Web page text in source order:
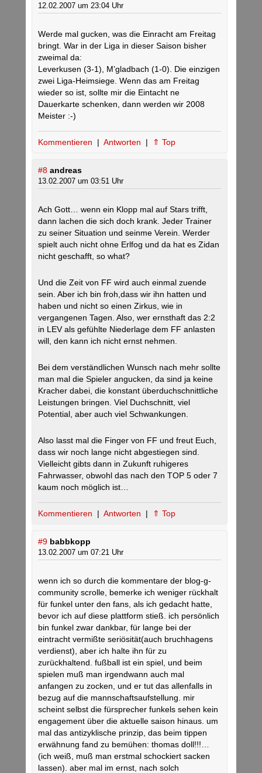
12.02.2007 um 23:04 Uhr
Werde mal gucken, was die Einracht am Freitag
bringt. War in der Liga in dieser Saison bisher
zweimal da:
Leverkusen (3-1), M’gladbach (1-0). Die einzigen
zwei Liga-Heimsiege. Wenn das am Freitag
wieder so ist, sollte mir die Eintacht ne
Dauerkarte schenken, dann werden wir 2008
Meister :-)
Kommentieren | Antworten | ⇑ Top
#8 andreas
13.02.2007 um 03:51 Uhr
Ach Gott… wenn ein Klopp mal auf Stars trifft,
dann lachen die sich doch krank. Jeder Trainer
zu seiner Situation und seinme Verein. Werder
spielt auch nicht ohne Erlfog und da hat es Zidan
nicht geschafft, so what?
Und die Zeit von FF wird auch einmal zuende
sein. Aber ich bin froh,dass wir ihn hatten und
haben und nicht so einen Zirkus, wie in
vergangenen Tagen. Also, wer ernsthaft das 2:2
in LEV als gefühlte Niederlage dem FF anlasten
will, den kann ich nicht ernst nehmen.
Bei dem verständlichen Wunsch nach mehr sollte
man mal die Spieler angucken, da sind ja keine
Kracher dabei, die konstant überduchschnittliche
Leistungen bringen. Viel Duchschnitt, viel
Potential, aber auch viel Schwankungen.
Also lasst mal die Finger von FF und freut Euch,
dass wir noch lange nicht abgestiegen sind.
Vielleicht gibts dann in Zukunft ruhigeres
Fahrwasser, obwohl das nach den TOP 5 oder 7
kaum noch möglich ist…
Kommentieren | Antworten | ⇑ Top
#9 babbkopp
13.02.2007 um 07:21 Uhr
wenn ich so durch die kommentare der blog-g-
community scrolle, bemerke ich weniger rückhalt
für funkel unter den fans, als ich gedacht hatte,
bevor ich auf diese plattform stieß. ich persönlich
bin funkel zwar dankbar, für lange bei der
eintracht vermißte seriösität(auch bruchhagens
verdienst), aber ich halte ihn für zu
zurückhaltend. fußball ist ein spiel, und beim
spielen muß man irgendwann auch mal
anfangen zu zocken, und er tut das allenfalls in
bezug auf die mannschaftsaufstellung. mir
scheint selbst die fürsprecher funkels sehen kein
engagement über die aktuelle saison hinaus. um
mal das antizyklische prinzip, das beim tippen
erwähnung fand zu bemühen: thomas doll!!!…
(ich weiß, muß man erstmal schockiert sacken
lassen). aber mal im ernst, nach solch